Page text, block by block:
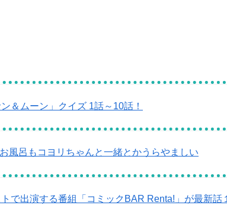
＆ムーン」クイズ 1話～10話！
風呂もコヨリちゃんと一緒とかうらやましい
で出演する番組「コミックBAR Renta!」が最新話